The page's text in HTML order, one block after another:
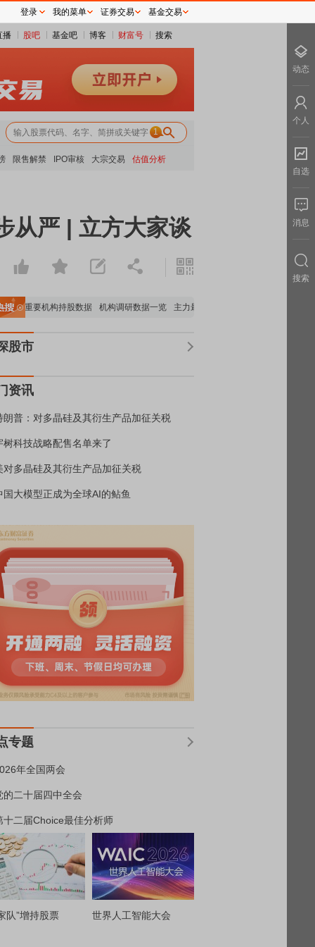
播 股吧 基金吧 博客 财富号 搜索
1
限售解禁 IPO审核 大宗交易 估值分析
从严 | 立方大家谈
重要机构持股数据 机构调研数据一览 主力最新动向
股市
资讯
朗普：对多晶硅及其衍生产品加征关税
树科技战略配售名单来了
对多晶硅及其衍生产品加征关税
国大模型正成为全球AI的鲇鱼
专题
年全国两会
的二十届四中全会
十二届Choice最佳分析师
队”增持股票 世界人工智能大会
登录 我的菜单 证券交易 基金交易
动态
个人
自选
消息
搜索